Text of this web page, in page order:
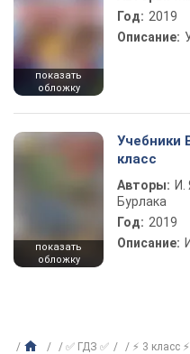
показать
обложку
Год: 2019
Описание:
показать
обложку
Учебники
класс
Авторы: И.
Бурлака
Год: 2019
Описание:
✅ ГДЗ ✅ ⚡ 3 класс ⚡